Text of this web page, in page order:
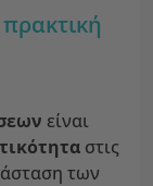
είναι
στις
των